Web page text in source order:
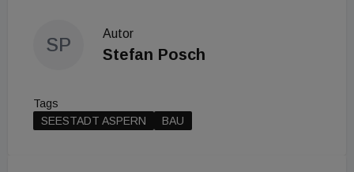
SP
Autor
Stefan Posch
Tags
SEESTADT ASPERN
BAU